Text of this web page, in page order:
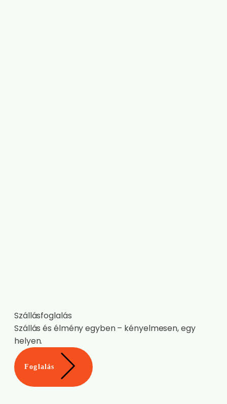
Szállásfoglalás
Szállás és élmény egyben – kényelmesen, egy
helyen.
Foglalás